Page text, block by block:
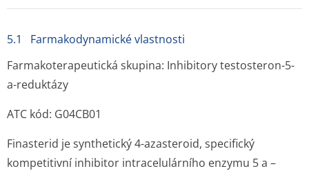
5.1 Farmakodynamické vlastnosti
Farmakoterapeutická skupina: Inhibitory testosteron-5-
a-reduktázy
ATC kód: G04CB01
Finasterid je synthetický 4-azasteroid, specifický
kompetitivní inhibitor intracelulárního enzymu 5 a –